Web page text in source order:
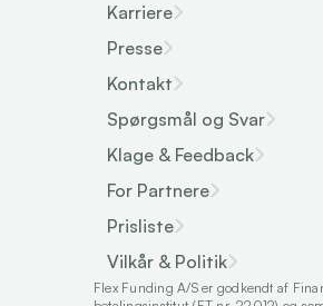
Karriere
Presse
Kontakt
Spørgsmål og Svar
Klage & Feedback
For Partnere
Prisliste
Vilkår & Politik
Flex Funding A/S er godkendt af